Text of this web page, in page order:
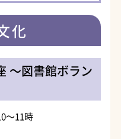
化
～図書館ボラン
～11時